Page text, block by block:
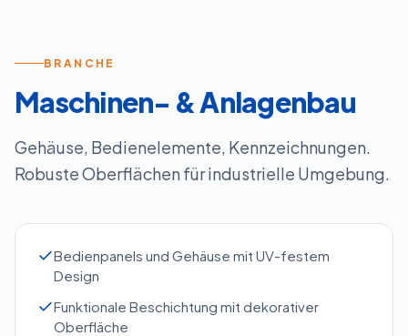
BRANCHE
Maschinen- & Anlagenbau
Gehäuse, Bedienelemente, Kennzeichnungen.
Robuste Oberflächen für industrielle Umgebung.
Bedienpanels und Gehäuse mit UV-festem
Design
Funktionale Beschichtung mit dekorativer
Oberfläche